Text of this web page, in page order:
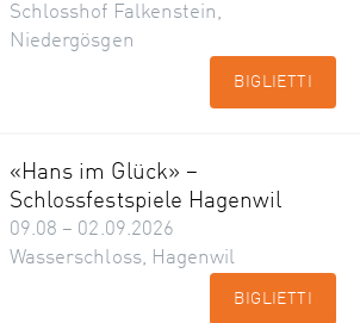
Schlosshof Falkenstein,
Niedergösgen
BIGLIETTI
«Hans im Glück» –
Schlossfestspiele Hagenwil
09.08 – 02.09.2026
Wasserschloss, Hagenwil
BIGLIETTI